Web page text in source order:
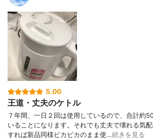
5.00
王道・丈夫のケトル
７年間、一日２回は使用しているので、合計約
いることになります。それでも丈夫で壊れる気
すれば新品同様ピカピカのまま使…続きを見る